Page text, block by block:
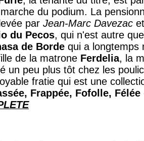
du podium. La
par Jean-Marc Davezac
du Pecos, qui n'est autre
de Borde qui a longtemps
de la matrone Ferdelia, la
un peu plus tôt chez les
fratie qui est une
Frappée, Fofolle, Félée